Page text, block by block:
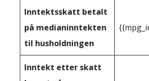
Inntektsskatt betalt
på medianinntekten
til husholdningen
Inntekt etter skatt